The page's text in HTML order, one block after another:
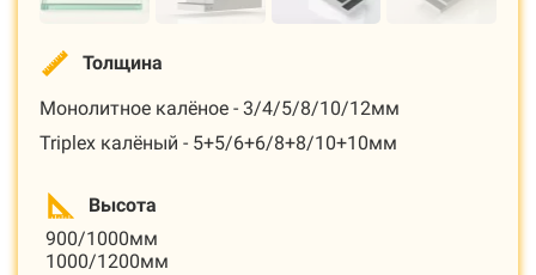
Толщина
Монолитное калёное - 3/4/5/8/10/12мм
Triplex калёный - 5+5/6+6/8+8/10+10мм
Высота
900/1000мм
1000/1200мм